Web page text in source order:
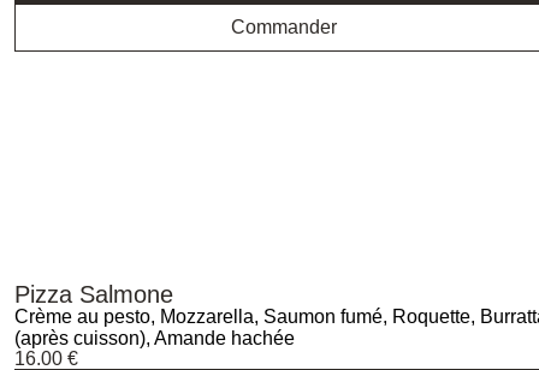
Commander
Pizza Salmone
Crème au pesto, Mozzarella, Saumon fumé, Roquette,
(après cuisson), Amande hachée
16.00 €